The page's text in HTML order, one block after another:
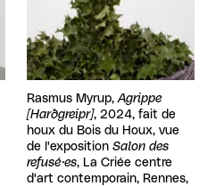
Rasmus Myrup,Agrippe
[Harðgreipr], 2024, fait de
houx du Bois du Houx, vue
de l'exposition Salon des
refusé·es, La Criée centre
d'art contemporain, Rennes,